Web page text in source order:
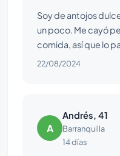
Soy de antojos
un poco. Me cayó
comida, así que lo
22/08/2024
A
Andrés, 41
Barranquilla
14 días